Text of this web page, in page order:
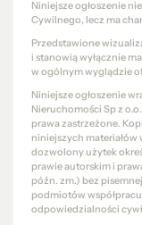
Niniejsze ogłoszenie
Cywilnego, lecz ma
Przedstawione
i stanowią wyłącznie
w ogólnym wyglądzie
Niniejsze ogłoszenie
Nieruchomości Sp z
prawa zastrzeżone.
niniejszych
dozwolony użytek
prawie autorskim i
późn. zm.) bez
podmiotów
odpowiedzialności